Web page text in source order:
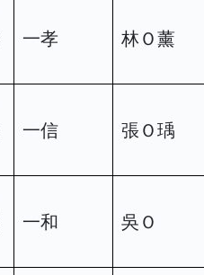
一孝 林Ｏ薰
一信 張Ｏ瑀
一和 吳Ｏ